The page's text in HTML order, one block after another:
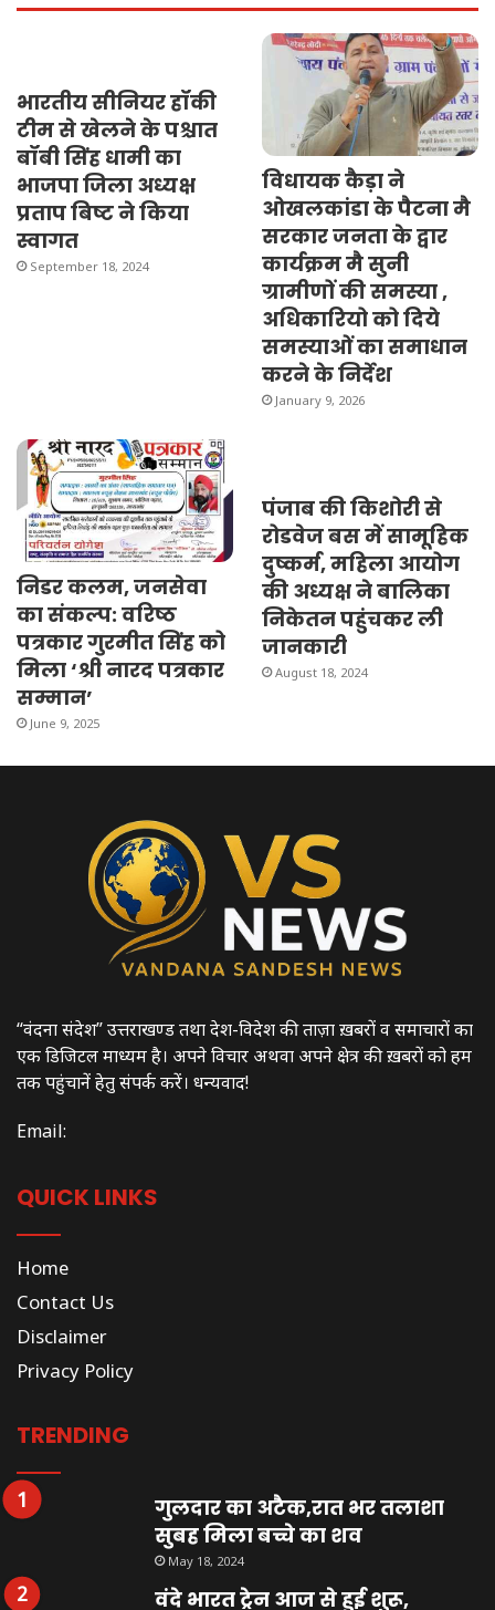
भारतीय सीनियर हॉकी
टीम से खेलने के पश्चात
बॉबी सिंह धामी का
भाजपा जिला अध्यक्ष
प्रताप बिष्ट ने किया
स्वागत
September 18, 2024
विधायक कैड़ा ने
ओखलकांडा के पैटना मै
सरकार जनता के द्वार
कार्यक्रम मै सुनी
ग्रामीणों की समस्या ,
अधिकारियो को दिये
समस्याओं का समाधान
करने के निर्देश
January 9, 2026
निडर कलम, जनसेवा
का संकल्प: वरिष्ठ
पत्रकार गुरमीत सिंह को
मिला ‘श्री नारद पत्रकार
सम्मान’
June 9, 2025
पंजाब की किशोरी से
रोडवेज बस में सामूहिक
दुष्कर्म, महिला आयोग
की अध्यक्ष ने बालिका
निकेतन पहुंचकर ली
जानकारी
August 18, 2024
“वंदना संदेश” उत्तराखण्ड तथा देश-विदेश की ताज़ा ख़बरों व समाचारों का
एक डिजिटल माध्यम है। अपने विचार अथवा अपने क्षेत्र की ख़बरों को हम
तक पहुंचानें हेतु संपर्क करें। धन्यवाद!
Email:
QUICK LINKS
Home
Contact Us
Disclaimer
Privacy Policy
TRENDING
गुलदार का अटैक,रात भर तलाशा
सुबह मिला बच्चे का शव
May 18, 2024
वंदे भारत ट्रेन आज से हुई शुरू,